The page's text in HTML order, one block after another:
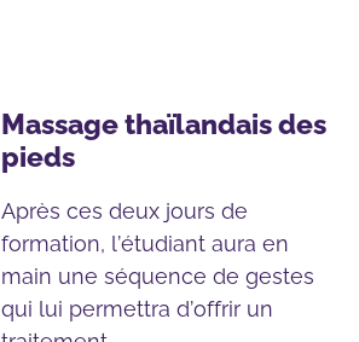
Massage thaïlandais des
pieds
Après ces deux jours de
formation, l’étudiant aura en
main une séquence de gestes
qui lui permettra d’offrir un